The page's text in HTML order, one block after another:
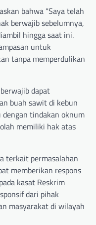
bahwa “Saya telah
berwajib sebelumnya,
hingga saat ini.
untuk
tanpa memperdulikan
dapat
buah sawit di kebun
tindakan oknum
memiliki hak atas
terkait permasalahan
memberikan respons
kasat Reskrim
dari pihak
masyarakat di wilayah